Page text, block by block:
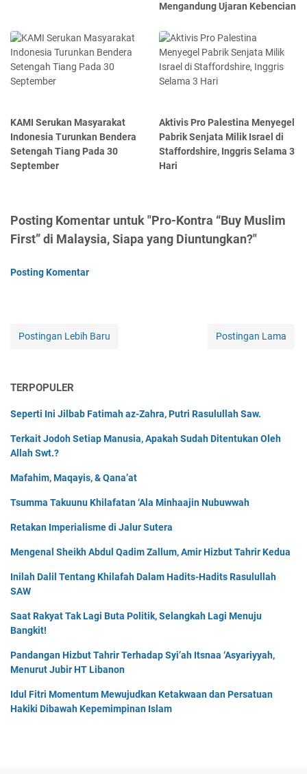
Mengandung Ujaran Kebencian
KAMI Serukan Masyarakat
Indonesia Turunkan Bendera
Setengah Tiang Pada 30
September
Aktivis Pro Palestina Menyegel
Pabrik Senjata Milik Israel di
Staffordshire, Inggris Selama 3
Hari
Posting Komentar untuk "Pro-Kontra “Buy Muslim
First” di Malaysia, Siapa yang Diuntungkan?"
Posting Komentar
Postingan Lebih Baru Postingan Lama
TERPOPULER
Seperti Ini Jilbab Fatimah az-Zahra, Putri Rasulullah Saw.
Terkait Jodoh Setiap Manusia, Apakah Sudah Ditentukan Oleh
Allah Swt.?
Mafahim, Maqayis, & Qana’at
Tsumma Takuunu Khilafatan ‘Ala Minhaajin Nubuwwah
Retakan Imperialisme di Jalur Sutera
Mengenal Sheikh Abdul Qadim Zallum, Amir Hizbut Tahrir Kedua
Inilah Dalil Tentang Khilafah Dalam Hadits-Hadits Rasulullah
SAW
Saat Rakyat Tak Lagi Buta Politik, Selangkah Lagi Menuju
Bangkit!
Pandangan Hizbut Tahrir Terhadap Syi’ah Itsnaa ‘Asyariyyah,
Menurut Jubir HT Libanon
Idul Fitri Momentum Mewujudkan Ketakwaan dan Persatuan
Hakiki Dibawah Kepemimpinan Islam